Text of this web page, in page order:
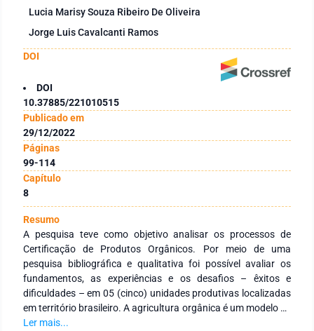
Lucia Marisy Souza Ribeiro De Oliveira
Jorge Luis Cavalcanti Ramos
DOI
DOI
10.37885/221010515
Publicado em
29/12/2022
Páginas
99-114
Capítulo
8
Resumo
A pesquisa teve como objetivo analisar os processos de
Certificação de Produtos Orgânicos. Por meio de uma
pesquisa bibliográfica e qualitativa foi possível avaliar os
fundamentos, as experiências e os desafios – êxitos e
dificuldades – em 05 (cinco) unidades produtivas localizadas
em território brasileiro. A agricultura orgânica é um modelo de
produção agrícola que se apresenta como um processo
Ler mais...